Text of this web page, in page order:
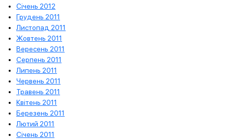
Січень 2012
Грудень 2011
Листопад 2011
Жовтень 2011
Вересень 2011
Серпень 2011
Липень 2011
Червень 2011
Травень 2011
Квітень 2011
Березень 2011
Лютий 2011
Січень 2011